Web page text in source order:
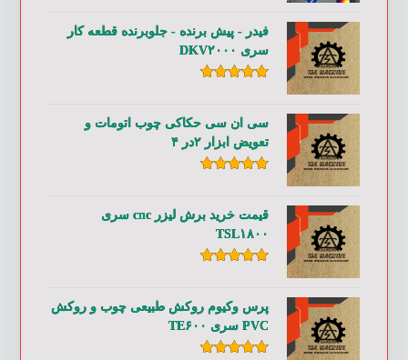
فیدر - پیش برنده - جلوبرنده قطعه کار
سری DKV۲۰۰۰
سی ان سی حکاکی چوب اتومات و
تعویض ابزار ۲در ۴
قیمت خرید برش لیزر cnc سری
TSL۱۸۰۰
پرس وکیوم روکش طبیعی چوب و روکش
PVC سری TE۶۰۰